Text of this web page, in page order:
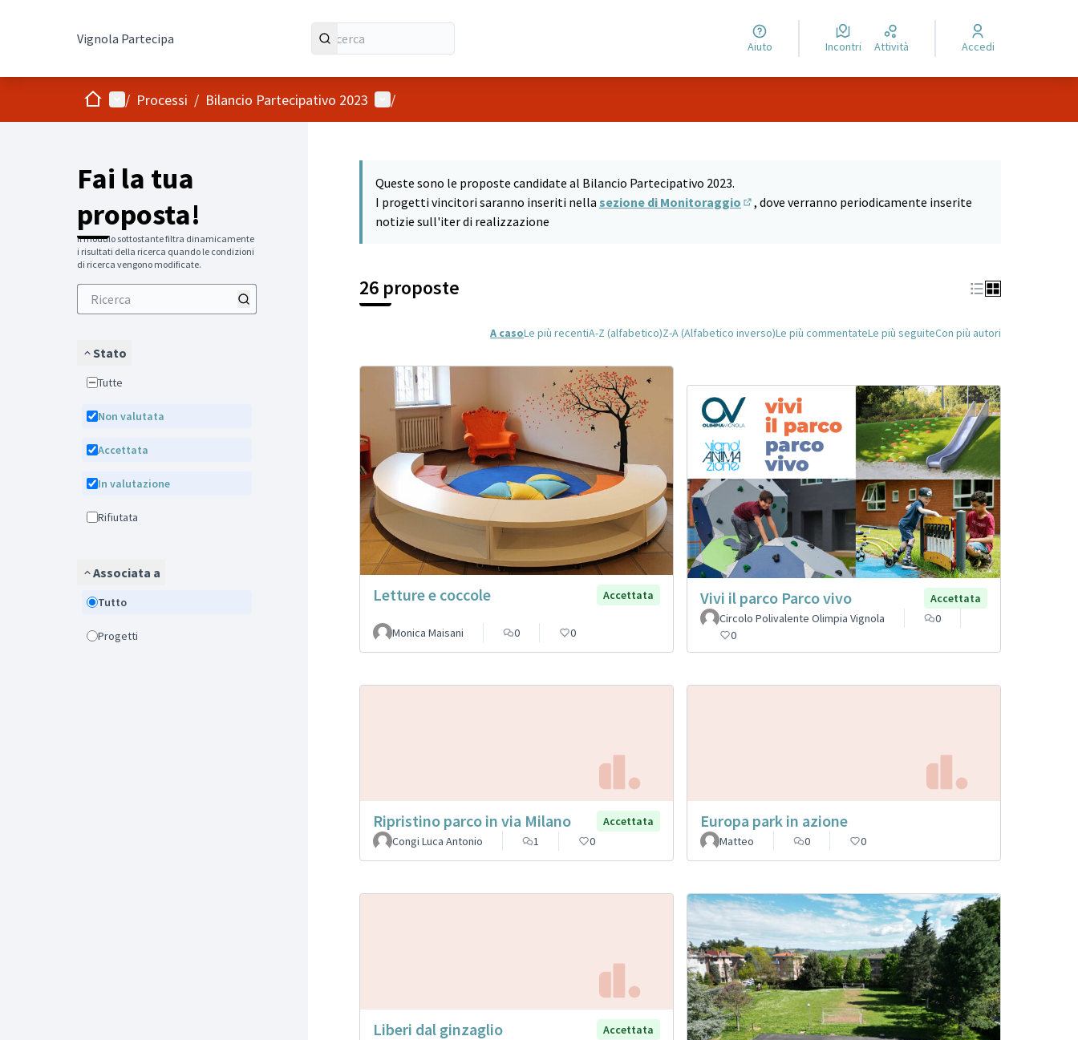
Vignola Partecipa Aiuto Incontri Attività Accedi
HomeMenù principale
/ Processi / Bilancio Partecipativo 2023 Menù utente
/
Fai la tua
proposta!
Il modulo sottostante filtra dinamicamente
i risultati della ricerca quando le condizioni
di ricerca vengono modificate.
Stato
Tutte
Non valutata
Accettata
In valutazione
Rifiutata
Associata a
Tutto
Progetti
Queste sono le proposte candidate al Bilancio Partecipativo 2023.
I progetti vincitori saranno inseriti nella sezione di Monitoraggio
, dove verranno periodicamente inserite
notizie sull'iter di realizzazione
26 proposte
A casoLe più recentiA-Z (alfabetico)Z-A (Alfabetico inverso)Le più commentateLe più seguiteCon più autori
Letture e coccole Accettata
Monica Maisani 0 0
Vivi il parco Parco vivo
Accettata
Circolo Polivalente Olimpia Vignola
0
0
Ripristino parco in via Milano
Accettata
Congi Luca Antonio
1 0
Europa park in azione
Matteo 0 0
Liberi dal ginzaglio Accettata